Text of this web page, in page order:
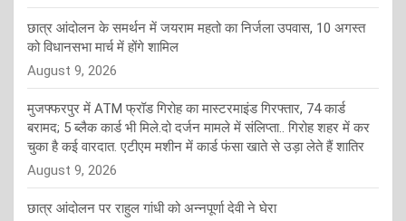
छात्र आंदोलन के समर्थन में जयराम महतो का निर्जला उपवास, 10 अगस्त
को विधानसभा मार्च में होंगे शामिल
August 9, 2026
मुजफ्फरपुर में ATM फ्रॉड गिरोह का मास्टरमाइंड गिरफ्तार, 74 कार्ड
बरामद; 5 ब्लैक कार्ड भी मिले.दो दर्जन मामले में संलिप्ता.. गिरोह शहर में कर
चुका है कई वारदात. एटीएम मशीन में कार्ड फंसा खाते से उड़ा लेते हैं शातिर
August 9, 2026
छात्र आंदोलन पर राहुल गांधी को अन्नपूर्णा देवी ने घेरा